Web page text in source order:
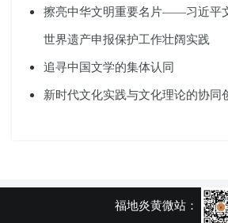
擦亮中华文明重要名片——习近平
世界遗产申报保护工作壮阔实践
追寻中国文学的集体认同
新时代文化实践与文化理论的协同
福地炎黄微站：